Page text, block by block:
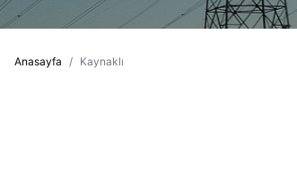
Anasayfa Kaynaklı